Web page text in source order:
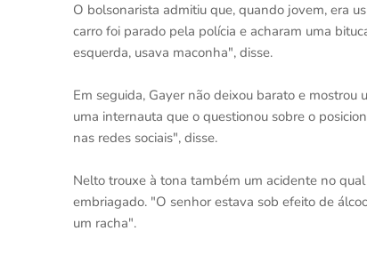
O bolsonarista admitiu que, quando jovem, era
carro foi parado pela polícia e acharam uma
esquerda, usava maconha", disse.
Em seguida, Gayer não deixou barato e
uma internauta que o questionou sobre o
nas redes sociais", disse.
Nelto trouxe à tona também um acidente no
embriagado. "O senhor estava sob efeito de
um racha".